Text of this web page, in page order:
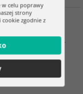
pod krzesło –
5
celu poprawy
strony
cookie zgodnie z